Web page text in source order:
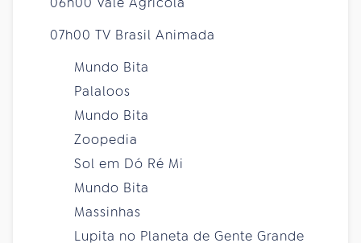
07h00 TV Brasil Animada
Mundo Bita
Palaloos
Mundo Bita
Zoopedia
Sol em Dó Ré Mi
Mundo Bita
Massinhas
Lupita no Planeta de Gente Grande